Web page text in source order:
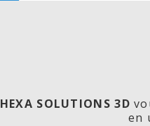
HEXA SOLUTIONS 3D
en